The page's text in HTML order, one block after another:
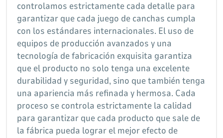
controlamos estrictamente cada detalle para
garantizar que cada juego de canchas cumpla
con los estándares internacionales. El uso de
equipos de producción avanzados y una
tecnología de fabricación exquisita garantiza
que el producto no solo tenga una excelente
durabilidad y seguridad, sino que también tenga
una apariencia más refinada y hermosa. Cada
proceso se controla estrictamente la calidad
para garantizar que cada producto que sale de
la fábrica pueda lograr el mejor efecto de